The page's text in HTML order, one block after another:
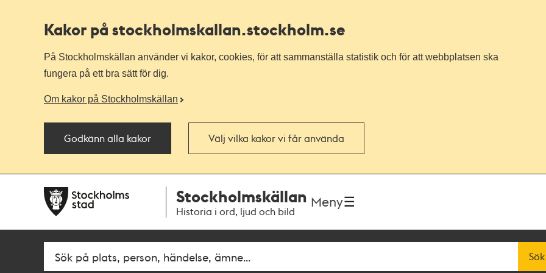
Kakor på stockholmskallan.stockholm.se
På Stockholmskällan använder vi kakor, cookies, för att sammanställa statistik och för att webbplatsen ska
fungera på ett bra sätt för dig.
Om kakor på Stockholmskällan
Godkänn alla kakor Välj vilka kakor vi får använda
navigationen
huvudinnehållet
Stockholmskällan
Historia i ord, ljud och bild
Meny
Fritextsök Sök